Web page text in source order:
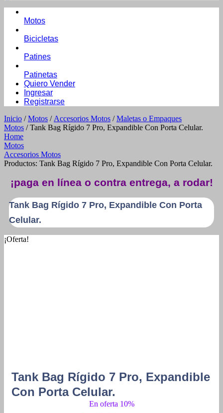
Motos
Bicicletas
Patines
Patinetas
Quiero Vender
Ingresar
Registrarse
Inicio /Motos / Accesorios Motos /Maletas o Empaques
Motos / Tank Bag Rígido 7 Pro, Expandible Con Porta Celular.
Home
Motos
Accesorios Motos
Productos: Tank Bag Rígido 7 Pro, Expandible Con Porta Celular.
¡paga en línea o contra entrega, a rodar!
Tank Bag Rígido 7 Pro, Expandible Con Porta
Celular.
¡Oferta!
Tank Bag Rígido 7 Pro, Expandible
Con Porta Celular.
En oferta 10%